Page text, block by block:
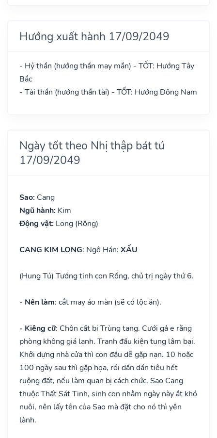
Hướng xuất hành 17/09/2049
- Hỷ thần (hướng thần may mắn) - TỐT: Hướng Tây
Bắc
- Tài thần (hướng thần tài) - TỐT: Hướng Đông Nam
Ngày tốt theo Nhị thập bát tú
17/09/2049
Sao: Cang
Ngũ hành: Kim
Động vật: Long (Rồng)
CANG KIM LONG: Ngô Hán: XẤU
(Hung Tú) Tướng tinh con Rồng, chủ trị ngày thứ 6.
- Nên làm: cắt may áo màn (sẽ có lộc ăn).
- Kiêng cữ: Chôn cất bị Trùng tang. Cưới gả e rằng
phòng không giá lạnh. Tranh đấu kiện tụng lâm bại.
Khởi dựng nhà cửa thì con đầu dễ gặp nạn. 10 hoặc
100 ngày sau thì gặp họa, rồi dần dần tiêu hết
ruộng đất, nếu làm quan bị cách chức. Sao Cang
thuộc Thất Sát Tinh, sinh con nhằm ngày này ắt khó
nuôi, nên lấy tên của Sao mà đặt cho nó thì yên
lành.